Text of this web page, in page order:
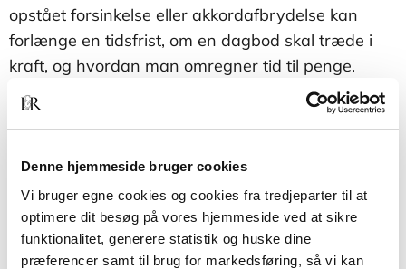
Denne hjemmeside bruger cookies
Vi bruger egne cookies og cookies fra tredjeparter til at
optimere dit besøg på vores hjemmeside ved at sikre
funktionalitet, generere statistik og huske dine
præferencer samt til brug for markedsføring, så vi kan
opstået forsinkelse eller akkordafbrydelse kan
forlænge en tidsfrist, om en dagbod skal træde i
kraft, og hvordan man omregner tid til penge.
Denne viden kan medvirke til at undgå mange
konflikter i byggeriet. Bogen tager udgangspunkt i
92 §24, samt i en juridisk og økonomisk synsvinkel
og talrige eksempler fra voldgiftsager og praktiske
problemløsninger på byggepladser.